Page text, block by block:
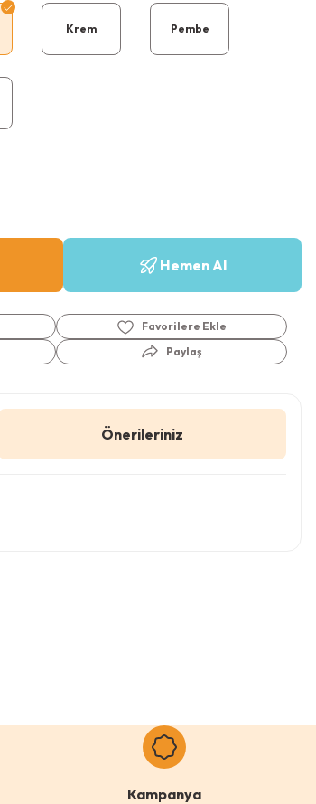
Krem Pembe
Hemen Al
Paylaş
Önerileriniz
Kampanya